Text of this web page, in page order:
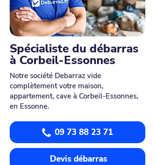
Spécialiste du débarras
à Corbeil-Essonnes
Notre société Debarraz vide
complètement votre maison,
appartement, cave à Corbeil-Essonnes,
en Essonne.
09 73 88 23 71
Devis débarras